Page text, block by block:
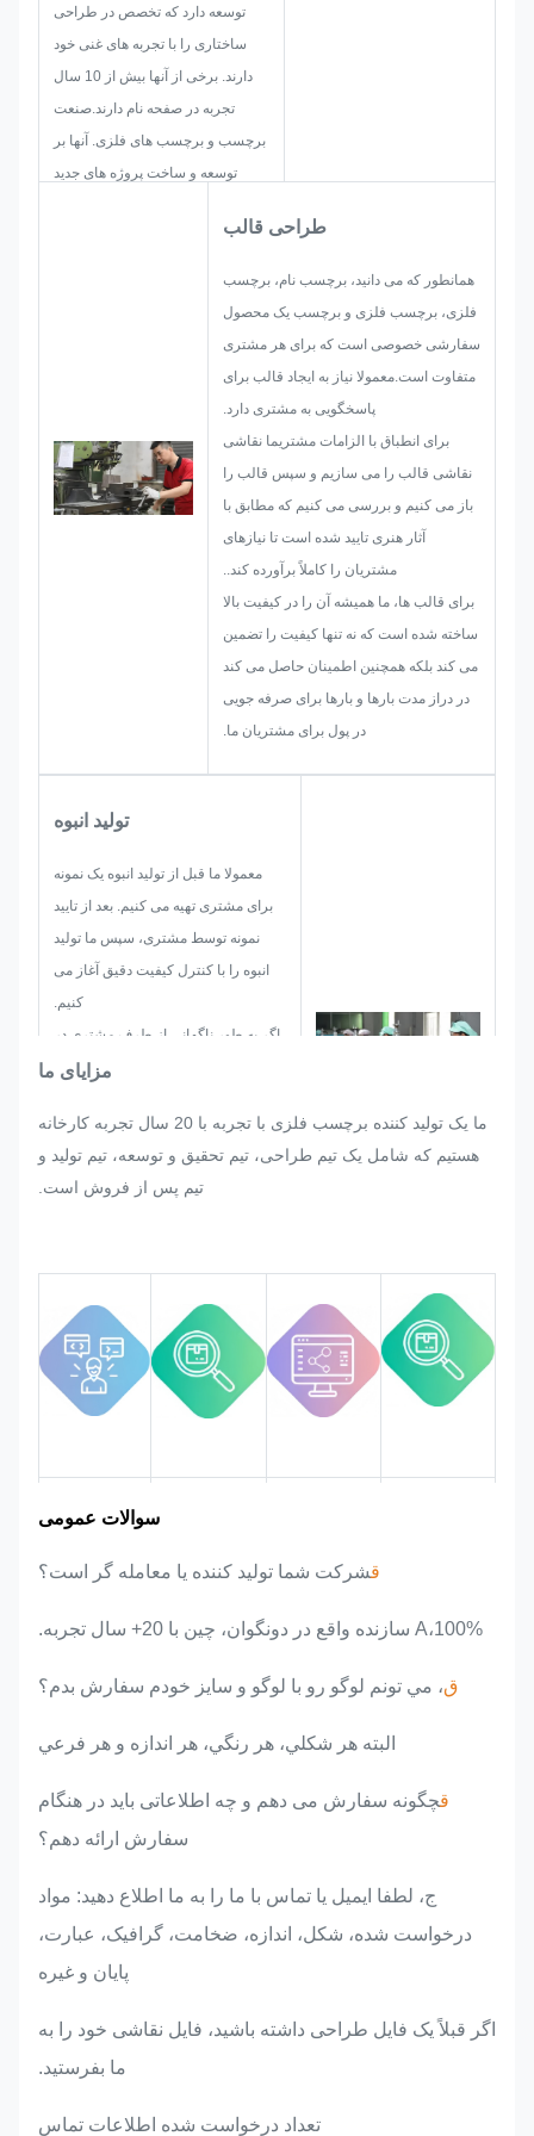
توسعه دارد که تخصص در طراحی
ساختاری را با تجربه های غنی خود
دارند. برخی از آنها بیش از 10 سال
تجربه در صفحه نام دارند.صنعت
برچسب و برچسب های فلزی. آنها بر
توسعه و ساخت پروژه های جدید
را برای محصولات عملی جامع،و
تمام احتمال مسئله است که ممکن
است از قبل رخ دهد، مانند محدودیت
کنترل کیفیت و غیره. بنابراین، تیم ما
طراحی قالب
همانطور که می دانید، برچسب نام، برچسب
فلزی، برچسب فلزی و برچسب یک محصول
سفارشی خصوصی است که برای هر مشتری
متفاوت است.معمولا نیاز به ایجاد قالب برای
پاسخگویی به مشتری دارد.
برای انطباق با الزامات مشتریما نقاشی
نقاشی قالب را می سازیم و سپس قالب را
باز می کنیم و بررسی می کنیم که مطابق با
آثار هنری تایید شده است تا نیازهای
مشتریان را کاملاً برآورده کند..
برای قالب ها، ما همیشه آن را در کیفیت بالا
ساخته شده است که نه تنها کیفیت را تضمین
می کند بلکه همچنین اطمینان حاصل می کند
در دراز مدت بارها و بارها برای صرفه جویی
در پول برای مشتریان ما.
تولید انبوه
معمولا ما قبل از تولید انبوه یک نمونه
برای مشتری تهیه می کنیم. بعد از تایید
نمونه توسط مشتری، سپس ما تولید
انبوه را با کنترل کیفیت دقیق آغاز می
اگر به طور ناگهانی از طرف مشتری در
تولید انبوه برچسب، برچسب فلزی،
درخواست شود، ما بهترین تلاش خود را
برای رضایت آن انجام خواهیم داد.
ما کیفیت را در کل فرآیند نظارت و
مزایای ما
ما یک تولید کننده برچسب فلزی با تجربه با 20 سال تجربه کارخانه
هستیم که شامل یک تیم طراحی، تیم تحقیق و توسعه، تیم تولید و
تیم پس از فروش است.
مزایای محصول
سوالات عمومی
شرکت شما تولید کننده یا معامله گر است؟
A،100% سازنده واقع در دونگوان، چین با 20+ سال تجربه.
، مي تونم لوگو رو با لوگو و سايز خودم سفارش بدم؟
البته هر شکلي، هر رنگي، هر اندازه و هر فرعي
چگونه سفارش می دهم و چه اطلاعاتی باید در هنگام
سفارش ارائه دهم؟
ج، لطفا ایمیل یا تماس با ما را به ما اطلاع دهید: مواد
درخواست شده، شکل، اندازه، ضخامت، گرافیک، عبارت،
پایان و غیره
اگر قبلاً یک فایل طراحی داشته باشید، فایل نقاشی خود را به
ما بفرستید.
تعداد درخواست شده اطلاعات تماس